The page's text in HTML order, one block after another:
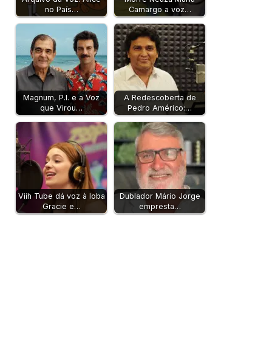
no País…
Camargo a voz…
Magnum, P.I. e a Voz
que Virou…
A Redescoberta de
Pedro Américo:…
Viih Tube dá voz à loba
Gracie e…
Dublador Mário Jorge
empresta…